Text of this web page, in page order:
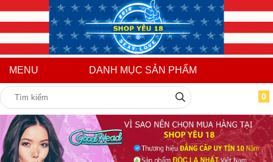
MENU DANH MỤC SẢN PHẨM
0